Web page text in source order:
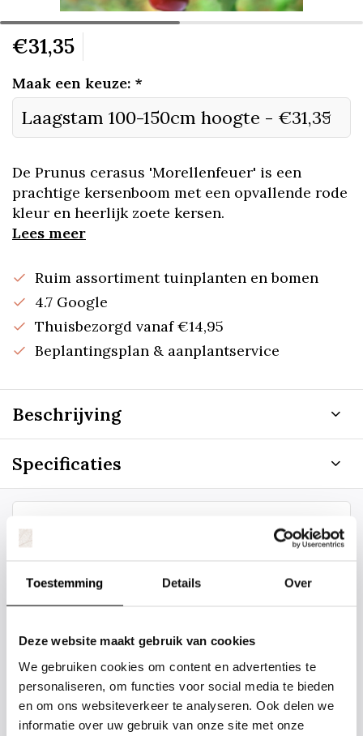
Toestemming Details Over
Deze website maakt gebruik van cookies
We gebruiken cookies om content en advertenties te
personaliseren, om functies voor social media te bieden
en om ons websiteverkeer te analyseren. Ook delen we
informatie over uw gebruik van onze site met onze
€31,35
Maak een keuze: *
De Prunus cerasus 'Morellenfeuer' is een
prachtige kersenboom met een opvallende rode
kleur en heerlijk zoete kersen.
Lees meer
Ruim assortiment tuinplanten en bomen
4.7 Google
Thuisbezorgd vanaf €14,95
Beplantingsplan & aanplantservice
Beschrijving
Specificaties
Staat uw plantsoort of maat er niet
tussen? Laat het ons weten, dan
gaan we voor u kijken. Stuur ons
de plantnaam, hoogte, stamdikte en
boom er ongeveer eruit ziet? We
kunnen u een foto sturen.
info@tuinplantenbezorgd.nl